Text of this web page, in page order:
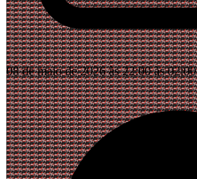
08 de maio de 2026 às 22:00 às 02:00